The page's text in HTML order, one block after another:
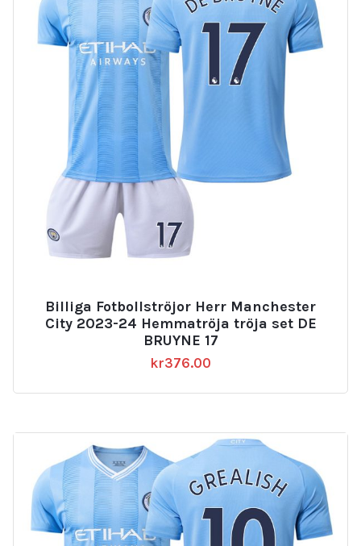
Billiga Fotbollströjor Herr Manchester
City 2023-24 Hemmatröja tröja set DE
BRUYNE 17
kr376.00